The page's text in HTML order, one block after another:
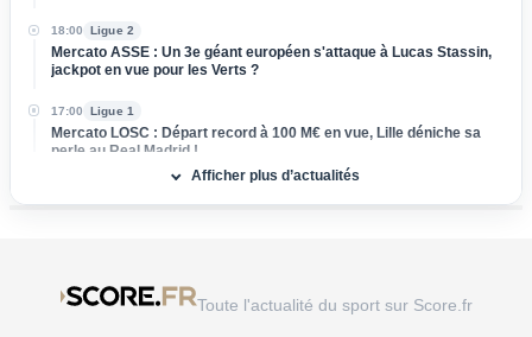
18:00 Ligue 2
Mercato ASSE : Un 3e géant européen s'attaque à Lucas Stassin,
jackpot en vue pour les Verts ?
17:00 Ligue 1
Mercato LOSC : Départ record à 100 M€ en vue, Lille déniche sa
perle au Real Madrid !
Mercato Strasbourg : Douche froide pour une piste d'expérience
devancée par un club anglais !
Afficher plus d’actualités
Toute l'actualité du sport sur Score.fr